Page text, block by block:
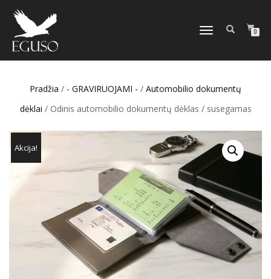
TOGGLE
0
Pradžia / - GRAVIRUOJAMI - / Automobilio dokumentų
dėklai / Odinis automobilio dokumentų dėklas / susegamas
Akcija!